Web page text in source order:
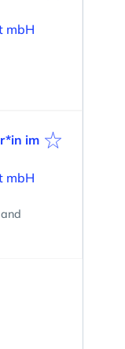
mbH
im
mbH